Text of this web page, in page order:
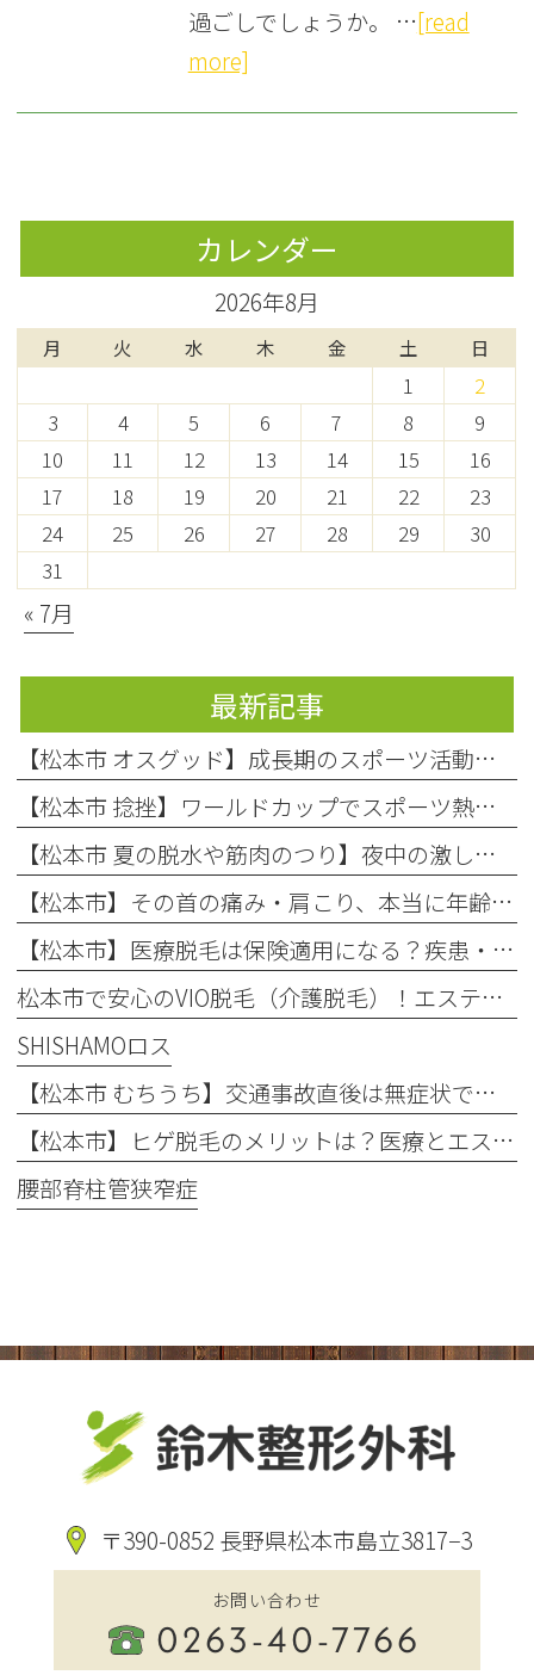
過ごしでしょうか。 …[read
more]
カレンダー
2026年8月
月 火 水 木 金 土 日
1
2
3
4 5 6 7 8
9
10
11 12 13 14 15
16
17
18 19 20 21 22
23
24
25 26 27 28 29
30
31
« 7月
最新記事
【松本市 オスグッド】成長期のスポーツ活動で起こりやすい膝の痛み「オスグッド・シュラッター病」の原因と対処法
【松本市 捻挫】ワールドカップでスポーツ熱上昇中！お子様の「捻挫」にご注意を
【松本市 夏の脱水や筋肉のつり】夜中の激しい痛み…それ、夏の「隠れ脱水」が原因かもしれません！
【松本市】その首の痛み・肩こり、本当に年齢のせい？知っておきたい「首の危険信号」
【松本市】医療脱毛は保険適用になる？疾患・肌荒れに悩む方へ整形外科での脱毛を徹底解説！
松本市で安心のVIO脱毛（介護脱毛）！エステとの違いや回数を解説
SHISHAMOロス
【松本市 むちうち】交通事故直後は無症状でも要注意！後遺症を防ぐ早期受診と自賠責保険のポイント
【松本市】ヒゲ脱毛のメリットは？医療とエステの違いや「値段・回数・痛み」を徹底解説
腰部脊柱管狭窄症
〒390-0852 長野県松本市島立3817−3
お問い合わせ
0263-40-7766